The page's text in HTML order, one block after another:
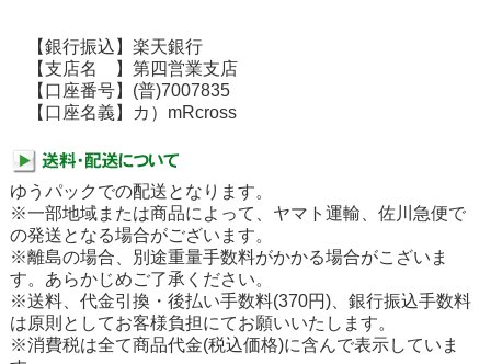
【銀行振込】楽天銀行
【支店名 】第四営業支店
【口座番号】(普)7007835
【口座名義】カ）mRcross
ゆうパックでの配送となります。
※一部地域または商品によって、ヤマト運輸、佐川急便で
の発送となる場合がございます。
※離島の場合、別途重量手数料がかかる場合がこざいま
す。あらかじめご了承ください。
※送料、代金引換・後払い手数料(370円)、銀行振込手数料
は原則としてお客様負担にてお願いいたします。
※消費税は全て商品代金(税込価格)に含んで表示していま